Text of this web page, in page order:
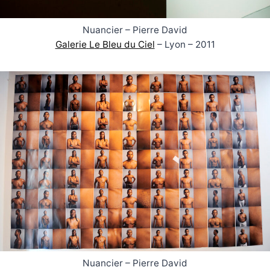
Nuancier – Pierre David
Galerie Le Bleu du Ciel – Lyon – 2011
Nuancier – Pierre David